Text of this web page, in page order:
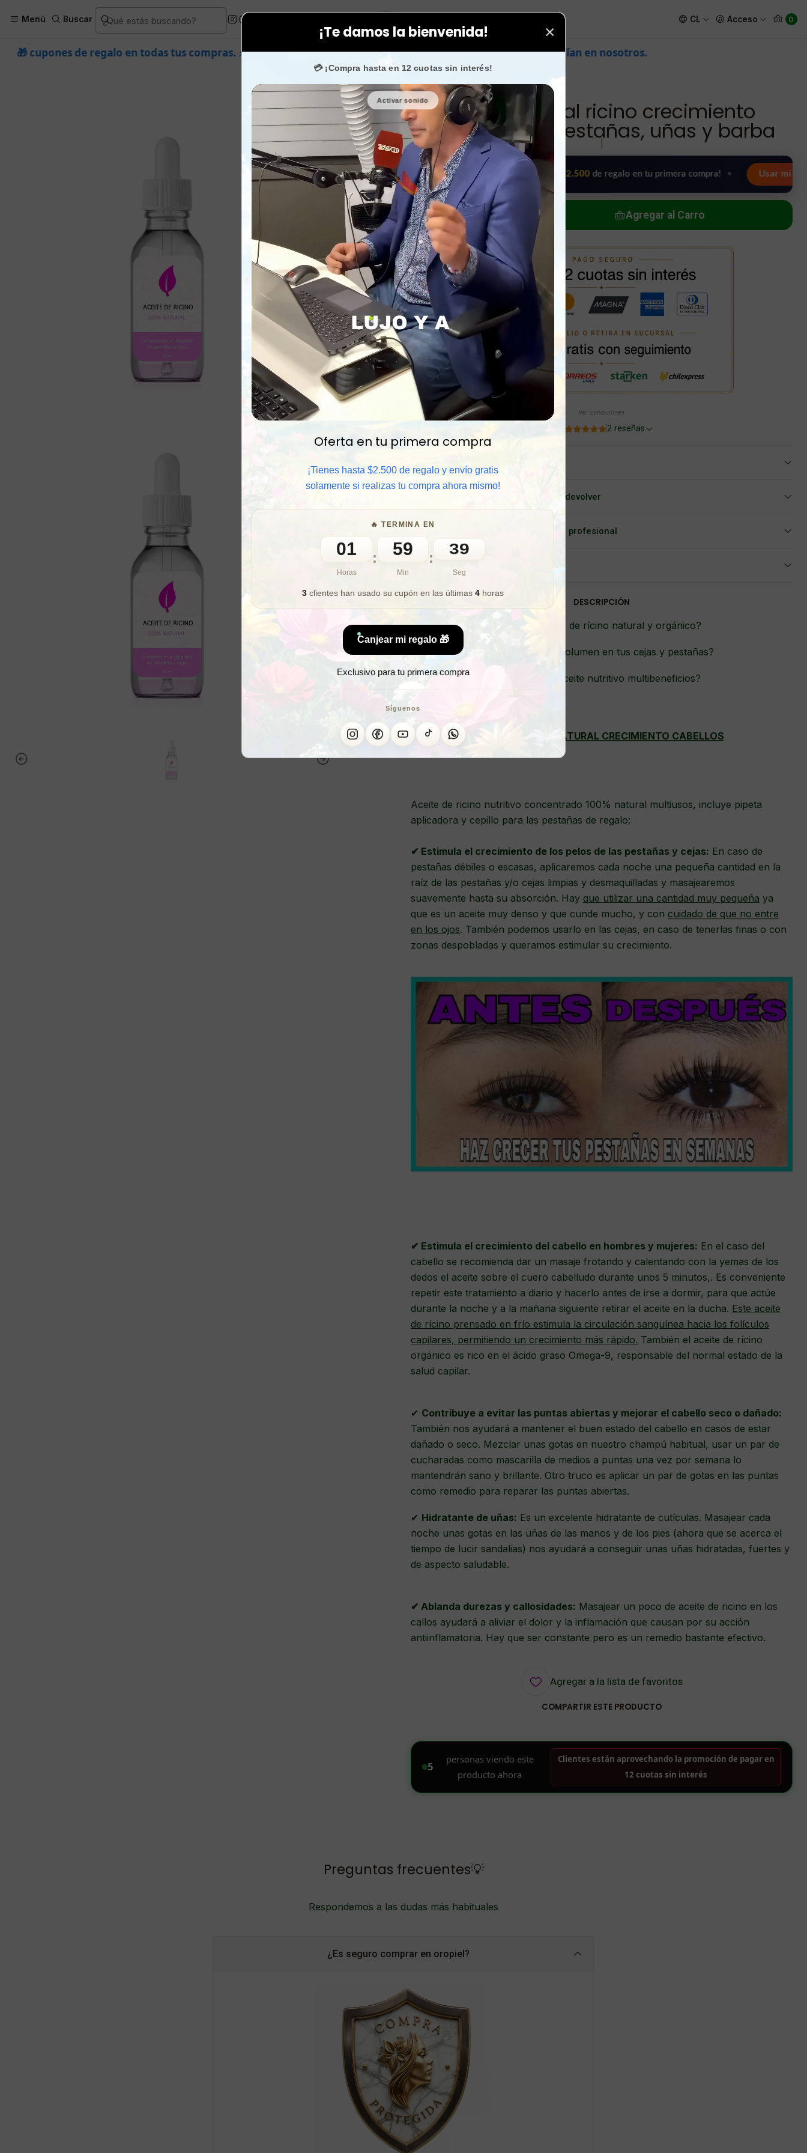
¡Te damos la bienvenida! ×
💳 ¡Compra hasta en 12 cuotas sin interés!
Activar sonido
Oferta en tu primera compra
¡Tienes hasta $2.500 de regalo y envío gratis
solamente si realizas tu compra ahora mismo!
🔥 TERMINA EN
01
Horas
: 59
Min
: 37
Seg
3 clientes han usado su cupón en las últimas 4 horas
Canjear mi regalo 🎁
Exclusivo para tu primera compra
Síguenos
Menú Buscar CL Acceso 0
Marcas Oropiel Facial Aceites Aceite natural ricino crecimiento cabello, pelo pestañas, uñas y barba
en todas tus compras. ⚡ Compra rápido y aprovecha. 💙 +50.000 fans enInstagramconfían en nosotros.
Aceite natural ricino crecimiento
cabello, pelo pestañas, uñas y barba
🎉 Bienvenid@ 🔥 ¡Hasta $2.500 de regalo en tu primera compra! • Usar mi regalo ahora
Cantidad
Agregar al Carro
Ver condiciones
2 reseñas
⏰ Garantía 8 meses para cambiar o devolver
🧑‍💼 Atención al cliente y/o Asesoría profesional
🎁 Lo quiero para regalo
DESCRIPCIÓN
¿Buscas aceite de rícino natural y orgánico?
¿Necesitas más volumen en tus cejas y pestañas?
¿Quieres un aceite nutritivo multibeneficios?
ACEITE RICINO NATURAL CRECIMIENTO CABELLOS
Aceite de ricino nutritivo concentrado 100% natural multiusos, incluye pipeta
aplicadora y cepillo para las pestañas de regalo:
✔ Estimula el crecimiento de los pelos de las pestañas y cejas: En caso de
pestañas débiles o escasas, aplicaremos cada noche una pequeña cantidad en la
raíz de las pestañas y/o cejas limpias y desmaquilladas y masajearemos
suavemente hasta su absorción. Hay que utilizar una cantidad muy pequeña ya
que es un aceite muy denso y que cunde mucho, y con cuidado de que no entre
en los ojos. También podemos usarlo en las cejas, en caso de tenerlas finas o con
zonas despobladas y queramos estimular su crecimiento.
✔ Estimula el crecimiento del cabello en hombres y mujeres: En el caso del
cabello se recomienda dar un masaje frotando y calentando con la yemas de los
dedos el aceite sobre el cuero cabelludo durante unos 5 minutos,. Es conveniente
repetir este tratamiento a diario y hacerlo antes de irse a dormir, para que actúe
durante la noche y a la mañana siguiente retirar el aceite en la ducha. Este aceite
de rícino prensado en frío estimula la circulación sanguínea hacia los folículos
capilares, permitiendo un crecimiento más rápido. También el aceite de rícino
orgánico es rico en el ácido graso Omega-9, responsable del normal estado de la
salud capilar.
✔ Contribuye a evitar las puntas abiertas y mejorar el cabello seco o dañado:
También nos ayudará a mantener el buen estado del cabello en casos de estar
dañado o seco. Mezclar unas gotas en nuestro champú habitual, usar un par de
cucharadas como mascarilla de medios a puntas una vez por semana lo
mantendrán sano y brillante. Otro truco es aplicar un par de gotas en las puntas
como remedio para reparar las puntas abiertas.
✔ Hidratante de uñas: Es un excelente hidratante de cutículas. Masajear cada
noche unas gotas en las uñas de las manos y de los pies (ahora que se acerca el
tiempo de lucir sandalias) nos ayudará a conseguir unas uñas hidratadas, fuertes y
de aspecto saludable.
✔ Ablanda durezas y callosidades: Masajear un poco de aceite de ricino en los
callos ayudará a aliviar el dolor y la inflamación que causan por su acción
antiinflamatoria. Hay que ser constante pero es un remedio bastante efectivo.
Agregar a la lista de favoritos
COMPARTIR ESTE PRODUCTO
Preguntas frecuentes💡
Respondemos a las dudas más habituales
¿Es seguro comprar en oropiel?